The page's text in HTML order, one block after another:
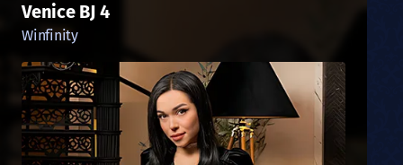
Venice BJ 4
Winfinity